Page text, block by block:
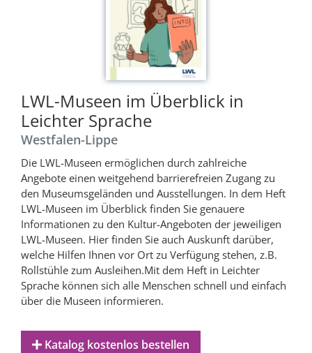
LWL-Museen im Überblick in
Leichter Sprache
Westfalen-Lippe
Die LWL-Museen ermöglichen durch zahlreiche
Angebote einen weitgehend barrierefreien Zugang zu
den Museumsgeländen und Ausstellungen. In dem Heft
LWL-Museen im Überblick finden Sie genauere
Informationen zu den Kultur-Angeboten der jeweiligen
LWL-Museen. Hier finden Sie auch Auskunft darüber,
welche Hilfen Ihnen vor Ort zu Verfügung stehen, z.B.
Rollstühle zum Ausleihen.Mit dem Heft in Leichter
Sprache können sich alle Menschen schnell und einfach
über die Museen informieren.
Katalog kostenlos bestellen